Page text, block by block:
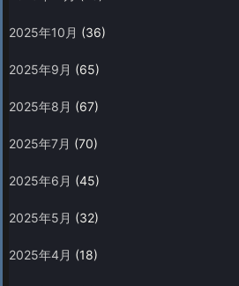
2025年10月 (36)
2025年9月 (65)
2025年8月 (67)
2025年7月 (70)
2025年6月 (45)
2025年5月 (32)
2025年4月 (18)